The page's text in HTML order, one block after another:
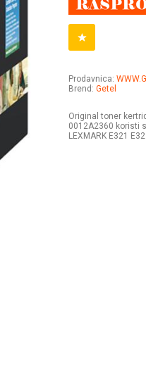
Prodavnica:
Brend: Getel
Original toner
0012A2360 koristi
LEXMARK E321